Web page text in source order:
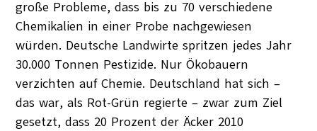
große Probleme, dass bis zu 70 verschiedene
Chemikalien in einer Probe nachgewiesen
würden. Deutsche Landwirte spritzen jedes Jahr
30.000 Tonnen Pestizide. Nur Ökobauern
verzichten auf Chemie. Deutschland hat sich –
das war, als Rot-Grün regierte – zwar zum Ziel
gesetzt, dass 20 Prozent der Äcker 2010